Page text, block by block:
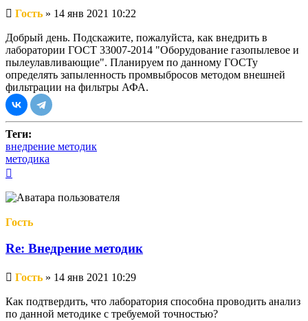
Непрочитанное
Гость » 14 янв 2021 10:22
Добрый день. Подскажите, пожалуйста, как внедрить в
лаборатории ГОСТ 33007-2014 "Оборудование газопылевое и
пылеулавливающие". Планируем по данному ГОСТу
определять запыленность промвыбросов методом внешней
фильтрации на фильтры АФА.
Теги:
внедрение методик
методика
началу
Гость
Re: Внедрение методик
Непрочитанное
Гость » 14 янв 2021 10:29
Как подтвердить, что лаборатория способна проводить анализ
по данной методике с требуемой точностью?